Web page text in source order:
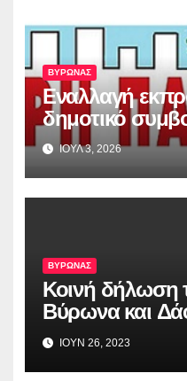
ΒΥΡΩΝΑΣ
Εναλλαγή
δημοτικό
ΙΟΥΛ 3, 2026
ΒΥΡΩΝΑΣ
Κοινή
Βύρωνα και
την απόφαση
σχετικά με το
ΙΟΥΝ 26, 2023